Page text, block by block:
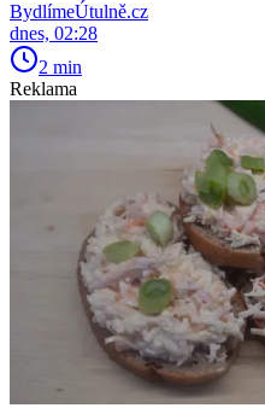
BydlímeÚtulně.cz
dnes, 02:28
2 min
Reklama